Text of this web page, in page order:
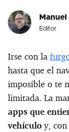
Editor
Irse con la
hasta que el
imposible o te
limitada. La
apps que
vehículo y,